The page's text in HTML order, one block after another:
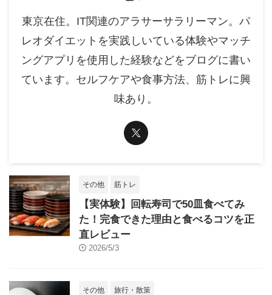
東京在住。IT関連のアラサーサラリーマン。パ
レオダイエットを実践しいている体験やマッチ
ングアプリを使用した経験などをブログに書い
ています。セルフケアや食事方法、筋トレに興
味あり。
その他 筋トレ
【実体験】回転寿司で50皿食べてみ
た！完食できた理由と食べるコツを正
直レビュー
2026/5/3
その他 旅行・散策